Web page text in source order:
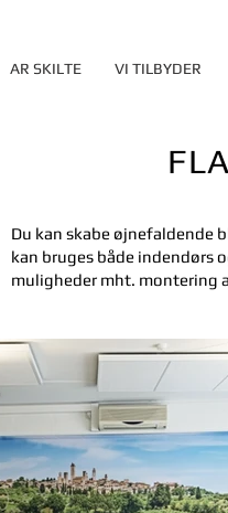
AR SKILTE VI TILBYDER
Du kan skabe øjnefaldende
kan bruges både indendørs
muligheder mht. montering